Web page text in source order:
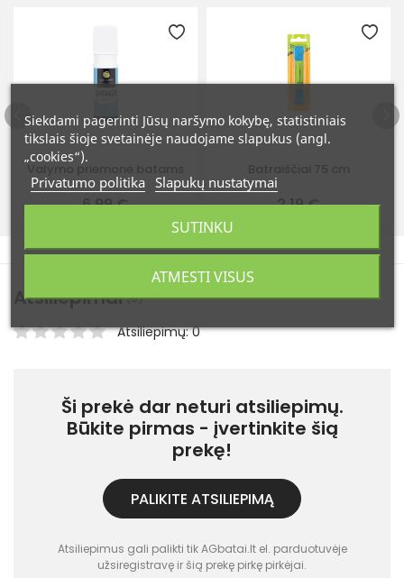
Valymo priemonė batams
6,99 € 2,19 €
Atsiliepimai(0)
Atsiliepimų: 0
Ši prekė dar neturi atsiliepimų.
Būkite pirmas - įvertinkite šią
prekę!
PALIKITE ATSILIEPIMĄ
Atsiliepimus gali palikti tik AGbatai.lt el. parduotuvėje
užsiregistravę ir šią prekę pirkę pirkėjai.
Siekdami pagerinti Jūsų naršymo kokybę, statistiniais
tikslais šioje svetainėje naudojame slapukus (angl.
„cookies“).
Privatumo politika Slapukų nustatymai
ATMESTI VISUS
SUTINKU